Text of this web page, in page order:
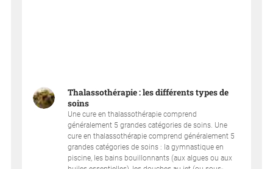
Thalassothérapie : les différents types de
soins
Une cure en thalassothérapie comprend
généralement 5 grandes catégories de soins. Une
cure en thalassothérapie comprend généralement 5
grandes catégories de soins : la gymnastique en
piscine, les bains bouillonnants (aux algues ou aux